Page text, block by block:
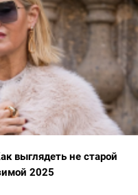
выглядеть не старой
2025